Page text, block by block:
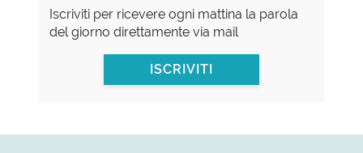
Iscriviti per ricevere ogni mattina la parola
del giorno direttamente via mail
ISCRIVITI